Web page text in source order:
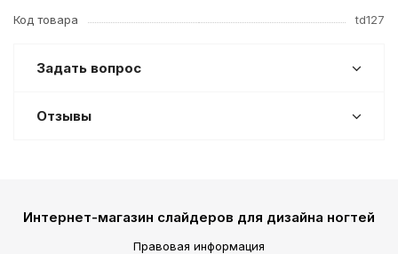
Код товара td127
Задать вопрос
Отзывы
Интернет-магазин слайдеров для дизайна ногтей
Правовая информация